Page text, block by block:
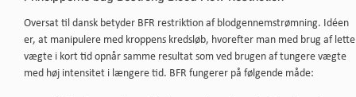
Oversat til dansk betyder BFR restriktion af blodgennemstrømning. Idéen
er, at manipulere med kroppens kredsløb, hvorefter man med brug af lette
vægte i kort tid opnår samme resultat som ved brugen af tungere vægte
med høj intensitet i længere tid. BFR fungerer på følgende måde: